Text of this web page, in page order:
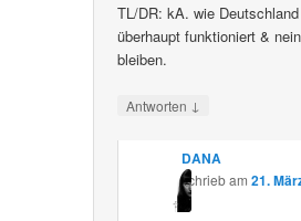
TL/DR: kA. wie
überhaupt funktioniert &
bleiben.
Antworten ↓
DANA
schriebam 21.